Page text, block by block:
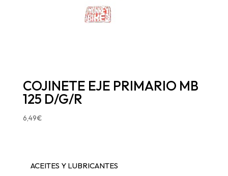
COJINETE EJE PRIMARIO MB
125 D/G/R
6,49€
ACEITES Y LUBRICANTES